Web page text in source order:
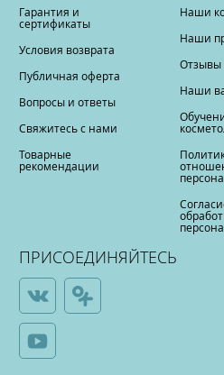
Гарантия и
сертификаты
Условия возврата
Публичная оферта
Вопросы и ответы
Свяжитесь с нами
Товарные
рекомендации
Наши
Наши
Отзывы
Наши
ПРИСОЕДИНЯЙТЕСЬ